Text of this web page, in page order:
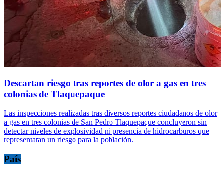
Descartan riesgo tras reportes de olor a gas en tres
colonias de Tlaquepaque
Las inspecciones realizadas tras diversos reportes ciudadanos de olor
a gas en tres colonias de San Pedro Tlaquepaque concluyeron sin
detectar niveles de explosividad ni presencia de hidrocarburos que
representaran un riesgo para la población.
País